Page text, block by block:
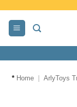
inhoud
* Home ArlyToys